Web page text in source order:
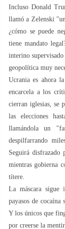
Incluso Donald
llamó a Zelenski
¿cómo se puede
tiene mandato
interino
geopolítica muy
Ucrania es ahora
encarcela a los
cierran iglesias, se
las elecciones
llamándola un
despilfarrando
Seguirá disfrazado
mientras gobierna
títere.
La máscara sigue
payasos de
Y los únicos que
por creerse la